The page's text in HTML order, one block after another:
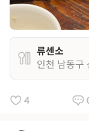
류센소
인천 남동
4